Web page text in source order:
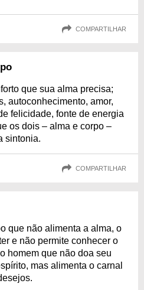
COMPARTILHAR
que sua alma precisa;
autoconhecimento, amor,
felicidade, fonte de energia
os dois – alma e corpo –
sintonia.
COMPARTILHAR
que não alimenta a alma, o
e não permite conhecer o
homem que não doa seu
mas alimenta o carnal